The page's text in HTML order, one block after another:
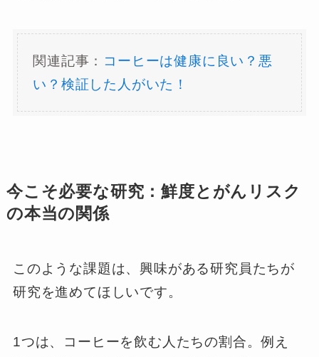
関連記事： コーヒーは健康に良い？悪
い？検証した人がいた！
今こそ必要な研究：鮮度とがんリスク
の本当の関係
このような課題は、興味がある研究員たちが
研究を進めてほしいです。
1つは、コーヒーを飲む人たちの割合。例え